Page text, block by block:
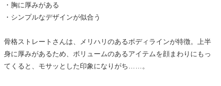
・胸に厚みがある
・シンプルなデザインが似合う
骨格ストレートさんは、メリハリのあるボディラインが特徴。上半
身に厚みがあるため、ボリュームのあるアイテムを顔まわりにもっ
てくると、モサッとした印象になりがち……。